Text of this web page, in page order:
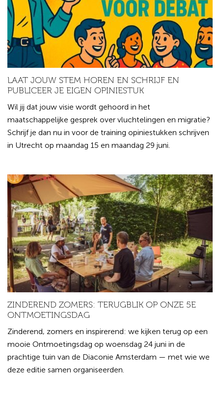
LAAT JOUW STEM HOREN EN SCHRIJF EN
PUBLICEER JE EIGEN OPINIESTUK
Wil jij dat jouw visie wordt gehoord in het
maatschappelijke gesprek over vluchtelingen en migratie?
Schrijf je dan nu in voor de training opiniestukken schrijven
in Utrecht op maandag 15 en maandag 29 juni.
ZINDEREND ZOMERS: TERUGBLIK OP ONZE 5E
ONTMOETINGSDAG
Zinderend, zomers en inspirerend: we kijken terug op een
mooie Ontmoetingsdag op woensdag 24 juni in de
prachtige tuin van de Diaconie Amsterdam — met wie we
deze editie samen organiseerden.